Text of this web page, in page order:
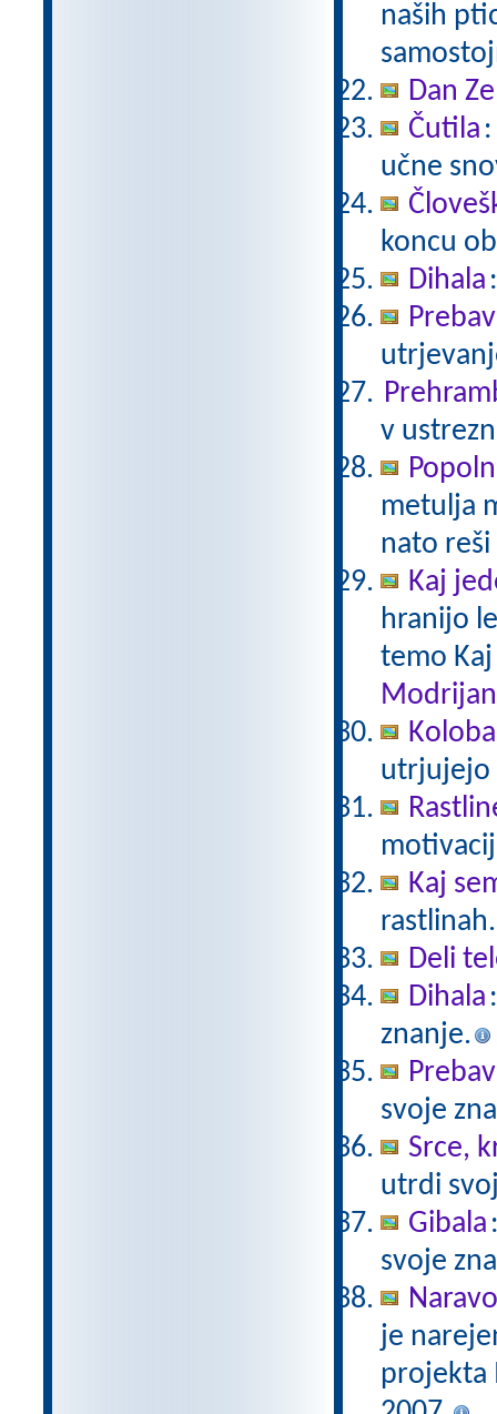
naših
Dan
Čutila
učne
koncu
Dihala
v
metulja
nato
Kaj
hranijo
temo
Modrijan
utrjujejo
Kaj
Deli
Dihala
znanje.
svoje
Srce,
utrdi
Gibala
svoje
je
projekta